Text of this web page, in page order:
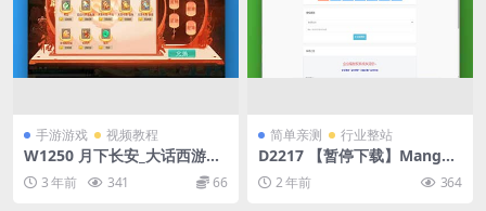
手游游戏 视频教程
W1250 月下长安_大话西游回
合制之月下长安_安卓IOS苹果
双端_WIN学习手工服务端_通
3 年前 341 66
简单亲测 行业整站
D2217 【暂停下载】Mangoa
-Auth/芒果自助多应用企业级
网站授权系统源码拥有盗版入
2 年前 364